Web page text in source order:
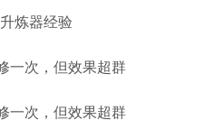
炼器经验
一次，但效果超群
一次，但效果超群